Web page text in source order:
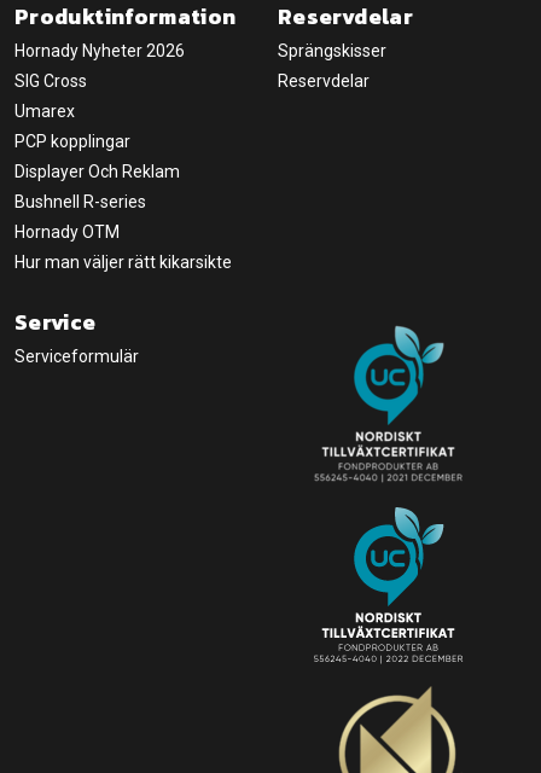
Produktinformation
Hornady Nyheter 2026
SIG Cross
Umarex
PCP kopplingar
Displayer Och Reklam
Bushnell R-series
Hornady OTM
Hur man väljer rätt kikarsikte
Reservdelar
Sprängskisser
Reservdelar
Service
Serviceformulär